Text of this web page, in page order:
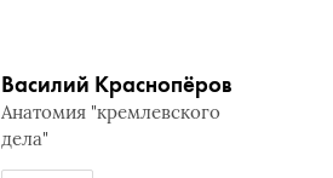
Василий Краснопёров
Анатомия "кремлевского
дела"